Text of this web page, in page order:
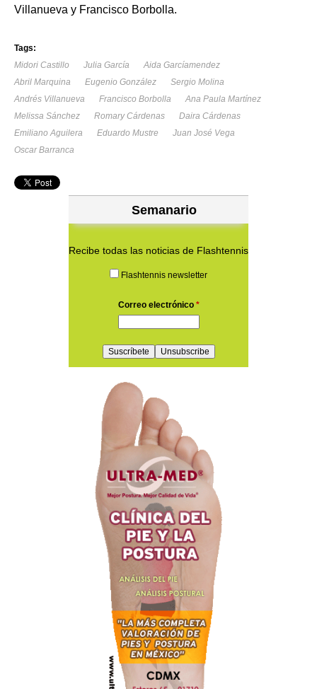
Villanueva y Francisco Borbolla.
Tags:
Midori Castillo
Julia García
Aida Garcíamendez
Abril Marquina
Eugenio González
Sergio Molina
Andrés Villanueva
Francisco Borbolla
Ana Paula Martínez
Melissa Sánchez
Romary Cárdenas
Daira Cárdenas
Emiliano Aguilera
Eduardo Mustre
Juan José Vega
Oscar Barranca
Semanario
Recibe todas las noticias de Flashtennis
Flashtennis newsletter
Correo electrónico *